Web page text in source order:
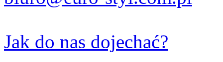
Jak do nas dojechać?